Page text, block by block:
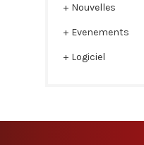
Nouvelles
Evenements
Logiciel